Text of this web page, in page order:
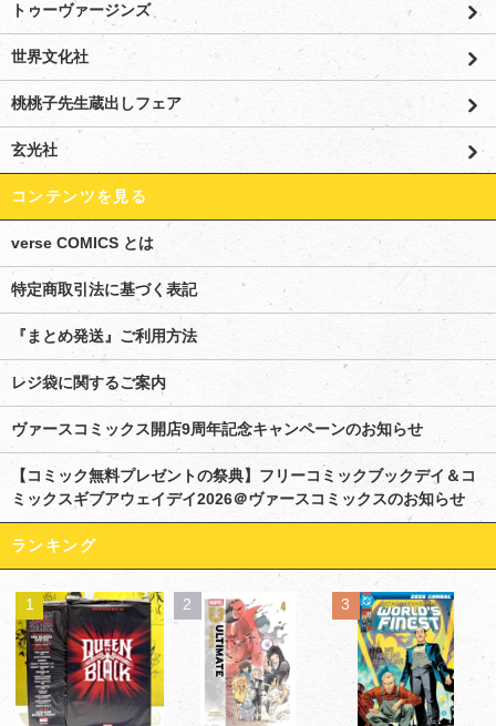
トゥーヴァージンズ
世界文化社
桃桃子先生蔵出しフェア
玄光社
コンテンツを見る
verse COMICS とは
特定商取引法に基づく表記
『まとめ発送』ご利用方法
レジ袋に関するご案内
ヴァースコミックス開店9周年記念キャンペーンのお知らせ
【コミック無料プレゼントの祭典】フリーコミックブックデイ＆コ
ミックスギブアウェイデイ2026＠ヴァースコミックスのお知らせ
ランキング
1 2 3